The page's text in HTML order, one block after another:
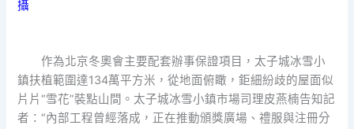
攝
作為北京冬奧會主要配套辦事保證項目，太子城冰雪小
鎮扶植範圍達134萬平方米，從地面俯瞰，鉅細紛歧的屋面似
片片“雪花”裝點山間。太子城冰雪小鎮市場司理皮燕楠告知記
者：“內部工程曾經落成，正在推動頒獎廣場、禮服與注冊分